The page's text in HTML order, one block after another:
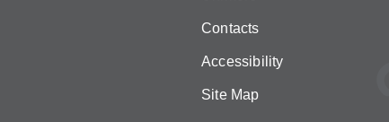
Contacts
Accessibility
Site Map